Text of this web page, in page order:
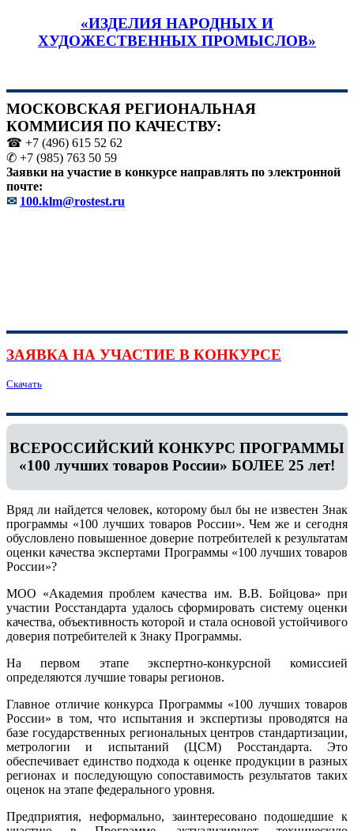
«ИЗДЕЛИЯ НАРОДНЫХ И
ХУДОЖЕСТВЕННЫХ ПРОМЫСЛОВ»
МОСКОВСКАЯ РЕГИОНАЛЬНАЯ
КОММИСИЯ ПО КАЧЕСТВУ:
☎ +7 (496) 615 52 62
✆ +7 (985) 763 50 59
Заявки на участие в конкурсе направлять по электронной
почте:
✉ 100.klm@rostest.ru
ЗАЯВКА НА УЧАСТИЕ В КОНКУРСЕ
Скачать
ВСЕРОССИЙСКИЙ КОНКУРС ПРОГРАММЫ
«100 лучших товаров России» БОЛЕЕ 25 лет!
Вряд ли найдется человек, которому был бы не известен Знак
программы «100 лучших товаров России». Чем же и сегодня
обусловлено повышенное доверие потребителей к результатам
оценки качества экспертами Программы «100 лучших товаров
России»?
МОО «Академия проблем качества им. В.В. Бойцова» при
участии Росстандарта удалось сформировать систему оценки
качества, объективность которой и стала основой устойчивого
доверия потребителей к Знаку Программы.
На первом этапе экспертно-конкурсной комиссией
определяются лучшие товары регионов.
Главное отличие конкурса Программы «100 лучших товаров
России» в том, что испытания и экспертизы проводятся на
базе государственных региональных центров стандартизации,
метрологии и испытаний (ЦCM) Росстандарта. Это
обеспечивает единство подхода к оценке продукции в разных
регионах и последующую сопоставимость результатов таких
оценок на этапе федерального уровня.
Предприятия, неформально, заинтересовано подошедшие к